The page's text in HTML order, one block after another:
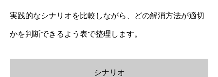
実践的なシナリオを比較しながら、どの解消方法が適切
かを判断できるよう表で整理します。
シナリオ